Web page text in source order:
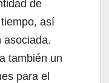
de
así
asociada.
también un
para el